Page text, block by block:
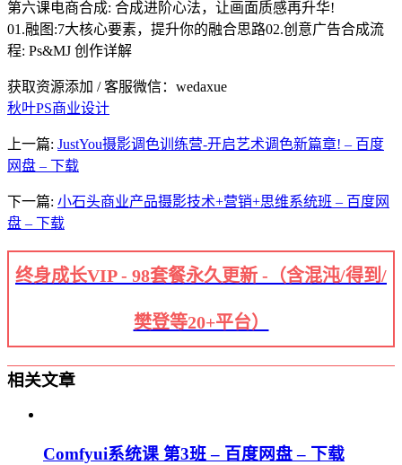
第六课电商合成: 合成进阶心法，让画面质感再升华!
01.融图:7大核心要素，提升你的融合思路02.创意广告合成流
程: Ps&MJ 创作详解
获取资源添加 / 客服微信：wedaxue
秋叶PS商业设计
上一篇: JustYou摄影调色训练营-开启艺术调色新篇章! – 百度
网盘 – 下载
下一篇: 小石头商业产品摄影技术+营销+思维系统班 – 百度网
盘 – 下载
终身成长VIP - 98套餐永久更新 -（含混沌/得到/
樊登等20+平台）
相关文章
Comfyui系统课 第3班 – 百度网盘 – 下载